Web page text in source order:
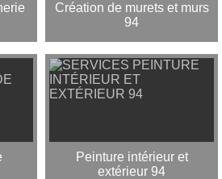
Création de murets et murs
94
Peinture intérieur et
extérieur 94